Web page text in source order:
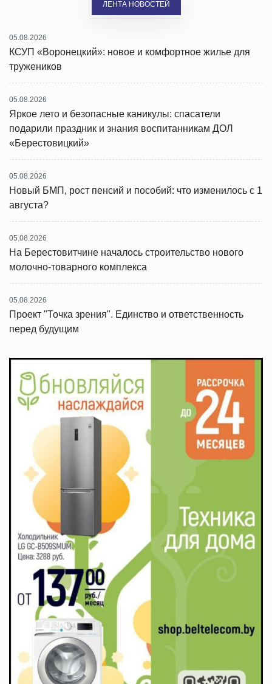
ЛЕНТА НОВОСТЕЙ
05.08.2026
КСУП «Воронецкий»: новое и комфортное жилье для
тружеников
05.08.2026
Яркое лето и безопасные каникулы: спасатели
подарили праздник и знания воспитанникам ДОЛ
«Берестовицкий»
05.08.2026
Новый БМП, рост пенсий и пособий: что изменилось с 1
августа?
05.08.2026
На Берестовитчине началось строительство нового
молочно-товарного комплекса
05.08.2026
Проект "Точка зрения". Единство и ответственность
перед будущим